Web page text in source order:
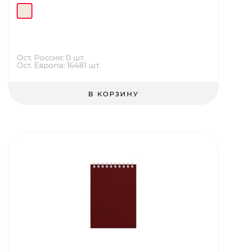
Ост. Россия: 0 шт.
Ост. Европа: 16481 шт.
В КОРЗИНУ